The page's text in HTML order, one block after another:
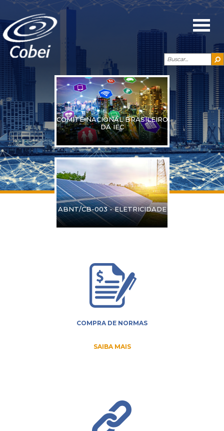
COMITÊ NACIONAL BRASILEIRO
DA IEC
ABNT/CB-003 - ELETRICIDADE
COMPRA DE NORMAS
SAIBA MAIS